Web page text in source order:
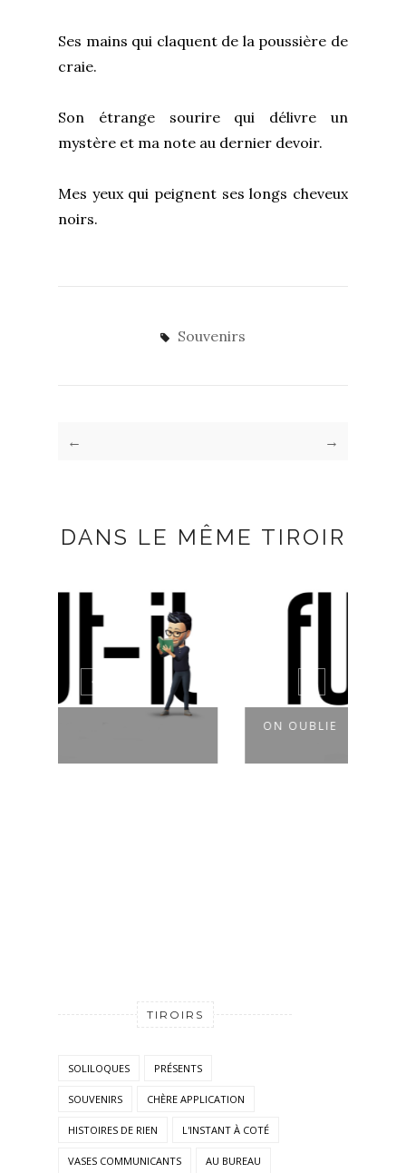
Ses mains qui claquent de la poussière de
craie.
Son étrange sourire qui délivre un
mystère et ma note au dernier devoir.
Mes yeux qui peignent ses longs cheveux
noirs.
Souvenirs
← →
DANS LE MÊME TIROIR
TIROIRS
SOLILOQUES PRÉSENTS
SOUVENIRS CHÈRE APPLICATION
HISTOIRES DE RIEN L'INSTANT À COTÉ
VASES COMMUNICANTS AU BUREAU